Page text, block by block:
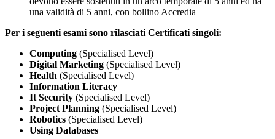
una validità di 5 anni, con bollino Accredia
Per i seguenti esami sono rilasciati Certificati singoli:
Computing (Specialised Level)
Digital Marketing (Specialised Level)
Health (Specialised Level)
Information Literacy
It Security (Specialised Level)
Project Planning (Specialised Level)
Robotics (Specialised Level)
Using Databases